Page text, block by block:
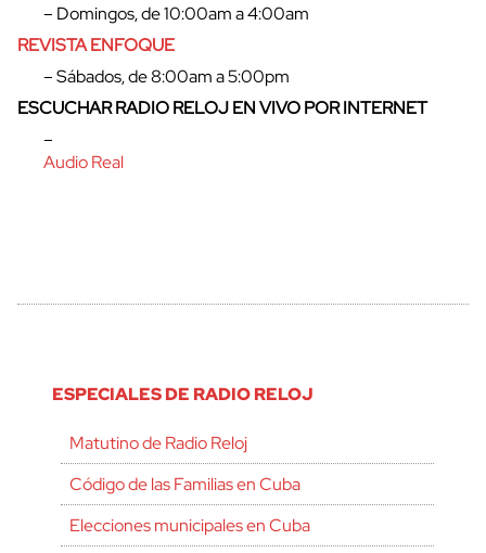
cerrar
– Domingos, de 10:00am a 4:00am
REVISTA ENFOQUE
– Sábados, de 8:00am a 5:00pm
ESCUCHAR RADIO RELOJ EN VIVO POR INTERNET
–
Audio Real
ESPECIALES DE RADIO RELOJ
Matutino de Radio Reloj
Código de las Familias en Cuba
Elecciones municipales en Cuba